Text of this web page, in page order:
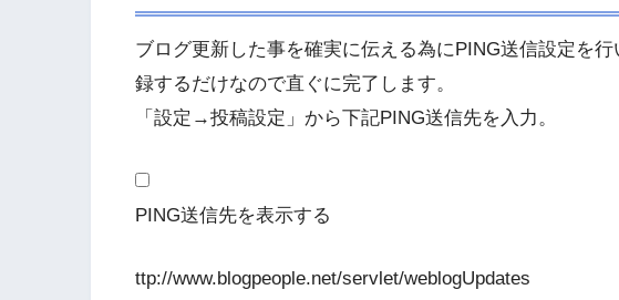
ブログ更新した事を確実に伝える為にPING送信設定を
録するだけなので直ぐに完了します。
「設定→投稿設定」から下記PING送信先を入力。
PING送信先を表示する
ttp://www.blogpeople.net/servlet/weblogUpdates